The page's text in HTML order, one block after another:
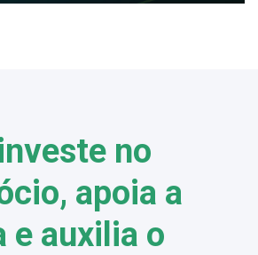
no
apoia a
e auxilia o